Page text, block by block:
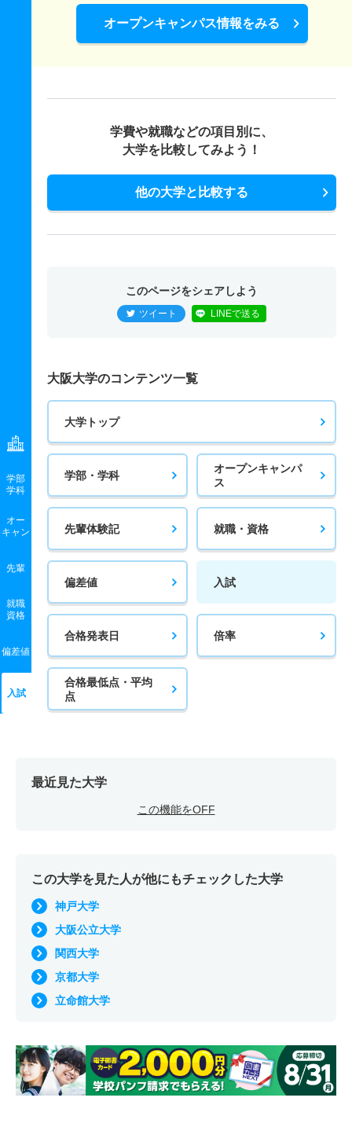
学部
学科
オー
キャン
先輩
就職
資格
偏差値
入試
オープンキャンパス情報をみる
学費や就職などの項目別に、
大学を比較してみよう！
他の大学と比較する
このページをシェアしよう
ツイート LINEで送る
大阪大学のコンテンツ一覧
大学トップ
学部・学科
オープンキャンパ
ス
先輩体験記 就職・資格
偏差値 入試
合格発表日 倍率
合格最低点・平均
点
最近見た大学
この機能をOFF
この大学を見た人が他にもチェックした大学
神戸大学
大阪公立大学
関西大学
京都大学
立命館大学